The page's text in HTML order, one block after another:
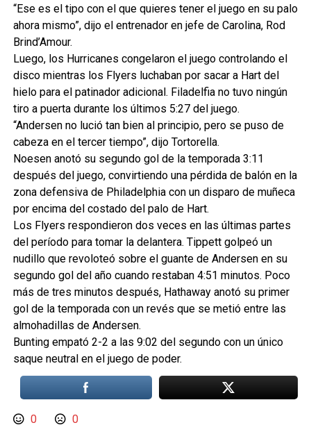
“Ese es el tipo con el que quieres tener el juego en su palo
ahora mismo”, dijo el entrenador en jefe de Carolina, Rod
Brind’Amour.
Luego, los Hurricanes congelaron el juego controlando el
disco mientras los Flyers luchaban por sacar a Hart del
hielo para el patinador adicional. Filadelfia no tuvo ningún
tiro a puerta durante los últimos 5:27 del juego.
“Andersen no lució tan bien al principio, pero se puso de
cabeza en el tercer tiempo”, dijo Tortorella.
Noesen anotó su segundo gol de la temporada 3:11
después del juego, convirtiendo una pérdida de balón en la
zona defensiva de Philadelphia con un disparo de muñeca
por encima del costado del palo de Hart.
Los Flyers respondieron dos veces en las últimas partes
del período para tomar la delantera. Tippett golpeó un
nudillo que revoloteó sobre el guante de Andersen en su
segundo gol del año cuando restaban 4:51 minutos. Poco
más de tres minutos después, Hathaway anotó su primer
gol de la temporada con un revés que se metió entre las
almohadillas de Andersen.
Bunting empató 2-2 a las 9:02 del segundo con un único
saque neutral en el juego de poder.
0 0